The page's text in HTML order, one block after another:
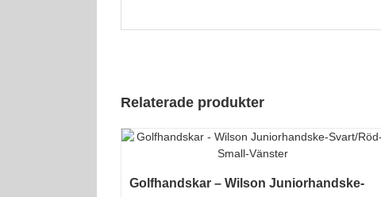
Relaterade produkter
Golfhandskar – Wilson Juniorhandske-